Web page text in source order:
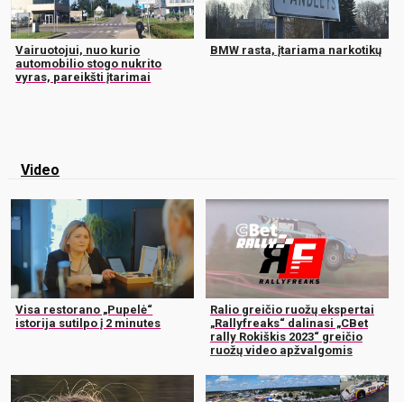
Vairuotojui, nuo kurio
automobilio stogo nukrito
vyras, pareikšti įtarimai
BMW rasta, įtariama narkotikų
Video
Visa restorano „Pupelė“
istorija sutilpo į 2 minutes
Ralio greičio ruožų ekspertai
„Rallyfreaks“ dalinasi „CBet
rally Rokiškis 2023“ greičio
ruožų video apžvalgomis